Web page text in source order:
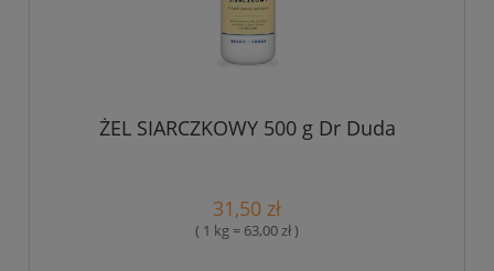
ŻEL SIARCZKOWY 500 g Dr Duda
31,50 zł
( 1 kg = 63,00 zł )